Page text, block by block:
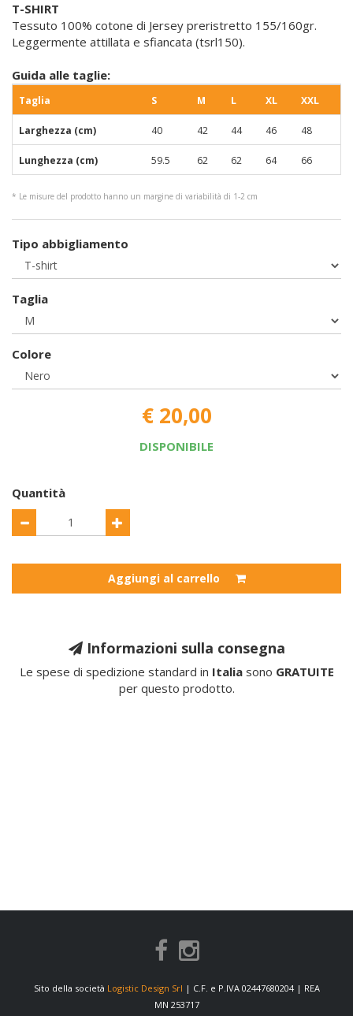
T-SHIRT
Tessuto 100% cotone di Jersey preristretto 155/160gr.
Leggermente attillata e sfiancata (tsrl150).
Guida alle taglie:
Taglia S M L XL XXL
Larghezza (cm) 40 42 44 46 48
Lunghezza (cm) 59.5 62 62 64 66
* Le misure del prodotto hanno un margine di variabilità di 1-2 cm
Tipo abbigliamento
Taglia
Colore
€ 20,00
DISPONIBILE
Quantità
Aggiungi al carrello
Informazioni sulla consegna
Le spese di spedizione standard in Italiasono GRATUITE
per questo prodotto.
Sito della società Logistic Design Srl | C.F. e P.IVA 02447680204 | REA
MN 253717